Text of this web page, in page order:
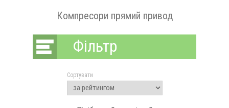
Електроінструменти
Автотовари
Запчастини
Аксесуари та комплектуючі
Компресори прямий привод
Фільтр
Сортувати